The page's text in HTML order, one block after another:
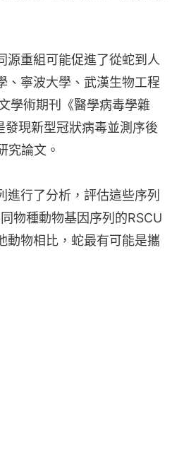
源重組可能促進了從蛇到人
、寧波大學、武漢生物工程
學術期刊《醫學病毒學雜
現新型冠狀病毒並測序後
究論文。
行了分析，評估這些序列
物種動物基因序列的RSCU
動物相比，蛇最有可能是攜